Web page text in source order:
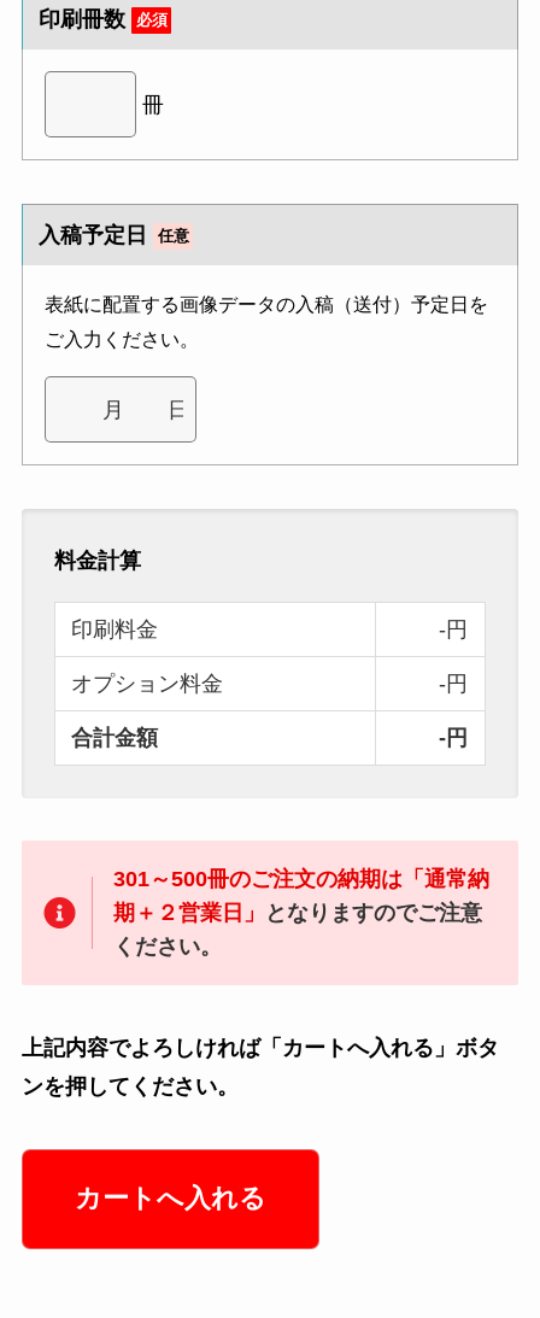
印刷冊数 必須
冊
入稿予定日 任意
表紙に配置する画像データの入稿（送付）予定日を
ご入力ください。
料金計算
印刷料金 -円
オプション料金 -円
合計金額 -円
301～500冊のご注文の納期は「通常納
期＋２営業日」
となりますのでご注意
ください。
上記内容でよろしければ「カートへ入れる」ボタ
ンを押してください。